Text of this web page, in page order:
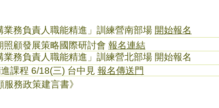
務負責人職能精進」訓練營南部場 開始報名
顧發展策略國際研討會 報名連結
務負責人職能精進」訓練營北部場 開始報名
課程 6/18(三) 台中見 報名傳送門
務政策建言書》